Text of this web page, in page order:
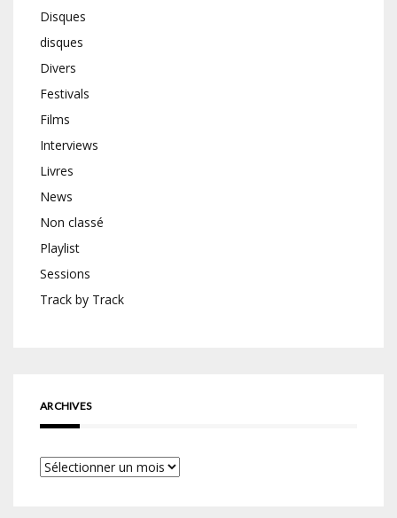
Disques
disques
Divers
Festivals
Films
Interviews
Livres
News
Non classé
Playlist
Sessions
Track by Track
ARCHIVES
Archives